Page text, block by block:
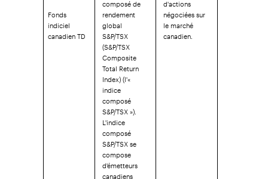
Fonds
indiciel
canadien TD
rendement
global
S&P/TSX
(S&P/TSX
Composite
Total Return
Index) (l'«
indice
composé
S&P/TSX »).
L'indice
composé
S&P/TSX se
compose
d'émetteurs
canadiens
négociées sur
le marché
canadien.